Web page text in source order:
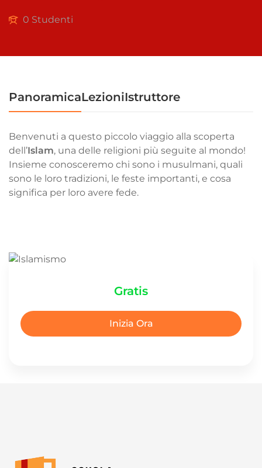
0 Studenti
PanoramicaLezioniIstruttore
Benvenuti a questo piccolo viaggio alla scoperta
dell’Islam, una delle religioni più seguite al mondo!
Insieme conosceremo chi sono i musulmani, quali
sono le loro tradizioni, le feste importanti, e cosa
significa per loro avere fede.
Gratis
Inizia Ora